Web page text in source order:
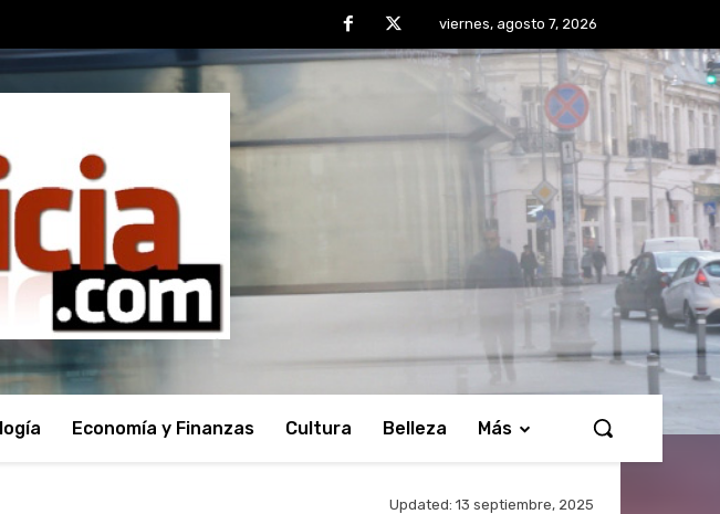
viernes, agosto 7, 2026
Economía y Finanzas Cultura Belleza Más
Updated: 13 septiembre, 2025